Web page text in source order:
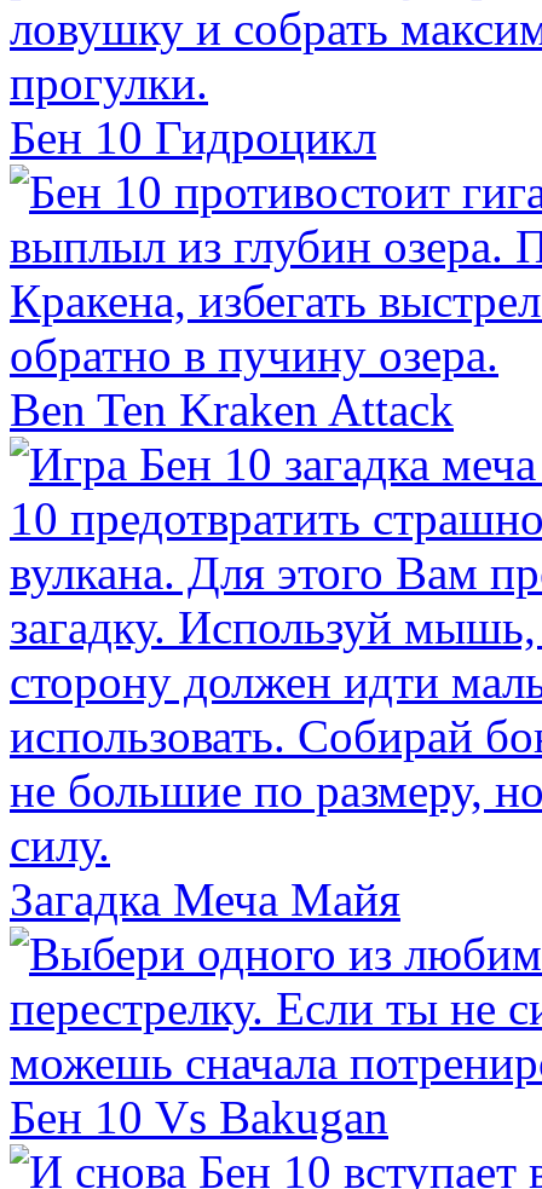
Бен 10 Гидроцикл
Ben Ten Kraken Attack
Загадка Меча Майя
Бен 10 Vs Bakugan